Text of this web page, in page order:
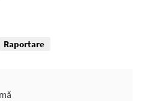
Raportare